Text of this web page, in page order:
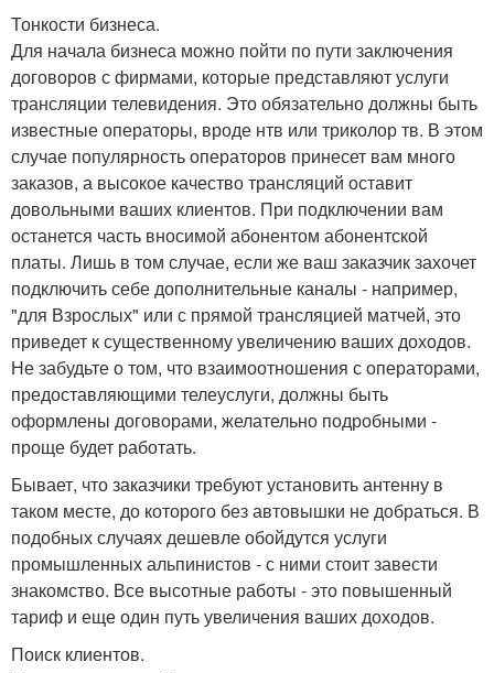
Тонкости бизнеса.
Для начала бизнеса можно пойти по пути заключения
договоров с фирмами, которые представляют услуги
трансляции телевидения. Это обязательно должны быть
известные операторы, вроде нтв или триколор тв. В этом
случае популярность операторов принесет вам много
заказов, а высокое качество трансляций оставит
довольными ваших клиентов. При подключении вам
останется часть вносимой абонентом абонентской
платы. Лишь в том случае, если же ваш заказчик захочет
подключить себе дополнительные каналы - например,
"для Взрослых" или с прямой трансляцией матчей, это
приведет к существенному увеличению ваших доходов.
Не забудьте о том, что взаимоотношения с операторами,
предоставляющими телеуслуги, должны быть
оформлены договорами, желательно подробными -
проще будет работать.
Бывает, что заказчики требуют установить антенну в
таком месте, до которого без автовышки не добраться. В
подобных случаях дешевле обойдутся услуги
промышленных альпинистов - с ними стоит завести
знакомство. Все высотные работы - это повышенный
тариф и еще один путь увеличения ваших доходов.
Поиск клиентов.